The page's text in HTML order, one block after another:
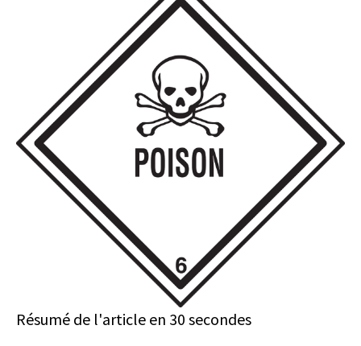
Résumé de l'article en 30 secondes